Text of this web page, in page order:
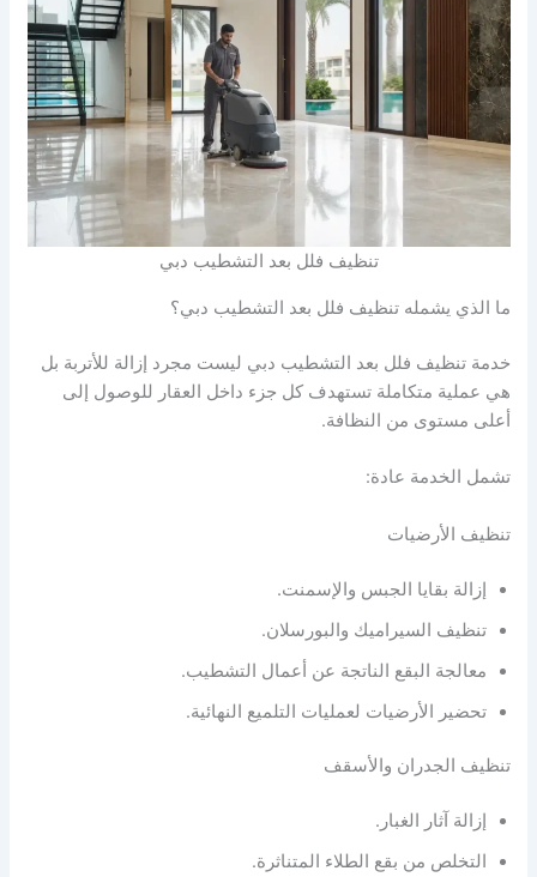
تنظيف فلل بعد التشطيب دبي
ما الذي يشمله تنظيف فلل بعد التشطيب دبي؟
خدمة تنظيف فلل بعد التشطيب دبي ليست مجرد إزالة للأتربة بل
هي عملية متكاملة تستهدف كل جزء داخل العقار للوصول إلى
أعلى مستوى من النظافة.
تشمل الخدمة عادة:
تنظيف الأرضيات
إزالة بقايا الجبس والإسمنت.
تنظيف السيراميك والبورسلان.
معالجة البقع الناتجة عن أعمال التشطيب.
تحضير الأرضيات لعمليات التلميع النهائية.
تنظيف الجدران والأسقف
إزالة آثار الغبار.
التخلص من بقع الطلاء المتناثرة.